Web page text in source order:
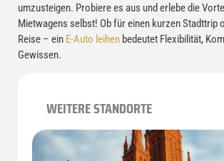
umzusteigen. Probiere es aus und erlebe die
Mietwagens selbst! Ob für einen kurzen Stadttrip
Reise – ein E-Auto leihen bedeutet Flexibilität,
Gewissen.
WEITERE STANDORTE